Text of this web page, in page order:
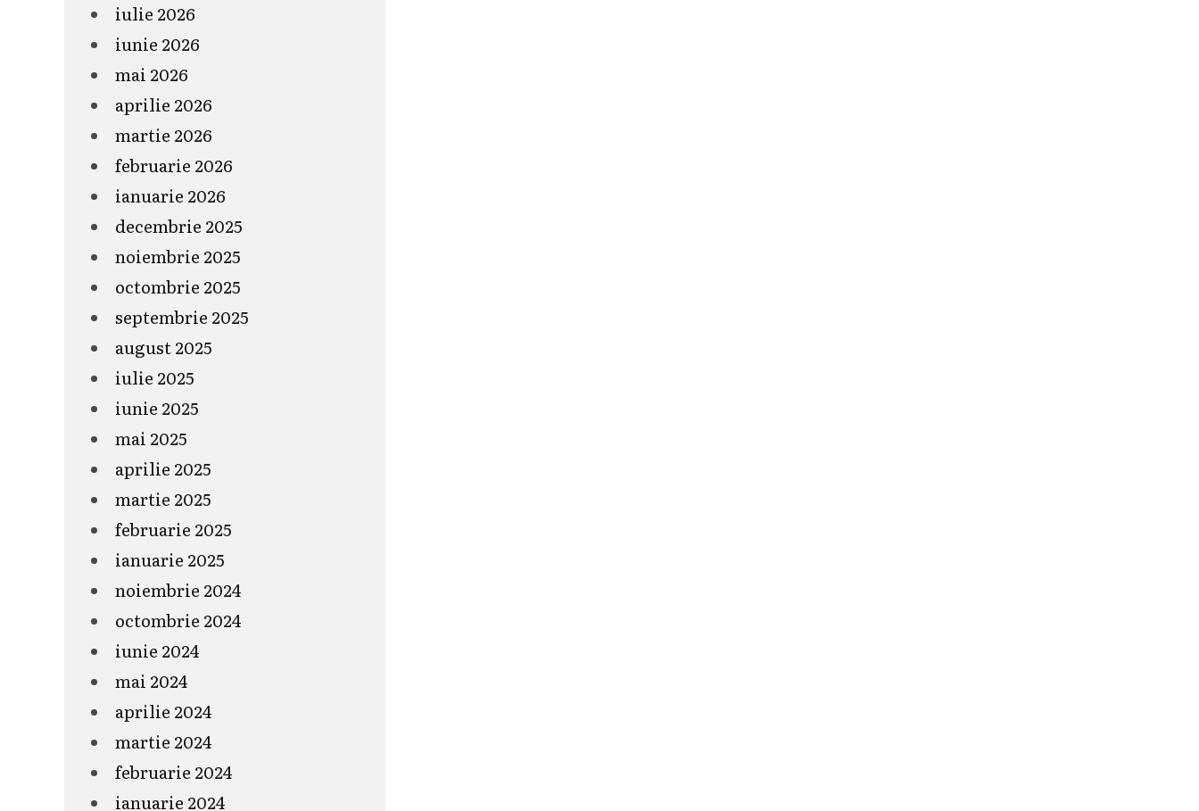
iulie 2026
iunie 2026
mai 2026
aprilie 2026
martie 2026
februarie 2026
ianuarie 2026
decembrie 2025
noiembrie 2025
octombrie 2025
septembrie 2025
august 2025
iulie 2025
iunie 2025
mai 2025
aprilie 2025
martie 2025
februarie 2025
ianuarie 2025
noiembrie 2024
octombrie 2024
iunie 2024
mai 2024
aprilie 2024
martie 2024
februarie 2024
ianuarie 2024